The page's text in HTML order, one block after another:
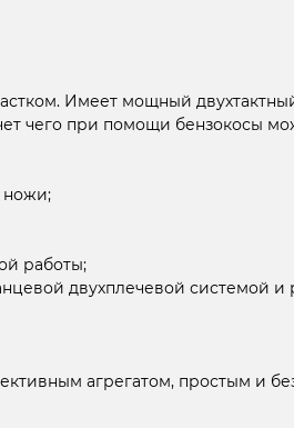
Имеет мощный
чего при помощи бензокосы
ножи;
работы;
двухплечевой системой
агрегатом, простым и